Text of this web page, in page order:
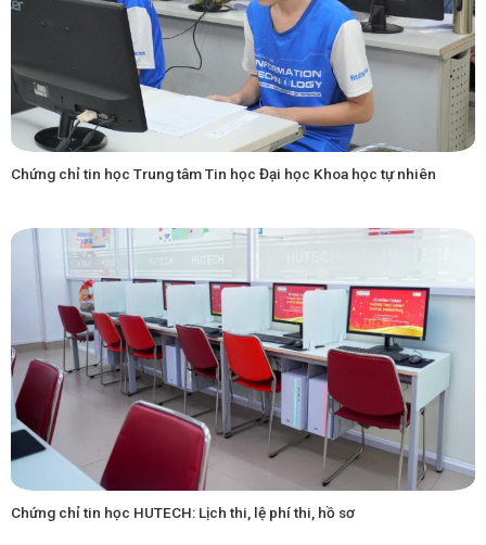
Chứng chỉ tin học Trung tâm Tin học Đại học Khoa học tự nhiên
Chứng chỉ tin học HUTECH: Lịch thi, lệ phí thi, hồ sơ